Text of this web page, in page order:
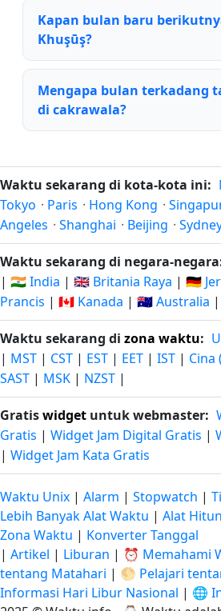
Kapan bulan baru
Khuşūş?
Mengapa bulan terkadang
di cakrawala?
Waktu sekarang di kota-kota ini:
Tokyo · Paris · Hong Kong ·
Angeles · Shanghai · Beijing ·
Waktu sekarang di negara-
| 🇮🇳 India | 🇬🇧 Britania Raya | 🇩🇪
Prancis | 🇨🇦 Kanada | 🇦🇺 Australia |
Waktu sekarang di zona waktu:
| MST | CST | EST | EET | IST | Cina
SAST | MSK | NZST |
Gratiswidget untuk webmaster:
Gratis | Widget Jam Digital Gratis |
| Widget Jam Kata Gratis
Waktu Unix | Alarm | Stopwatch |
Lebih Banyak Alat Waktu | Alat
Zona Waktu | Konverter Tanggal
| Artikel | Liburan | ⏰ Memahami
tentang Matahari | 🌕 Pelajari
Informasi Hari Libur Nasional | 🌐